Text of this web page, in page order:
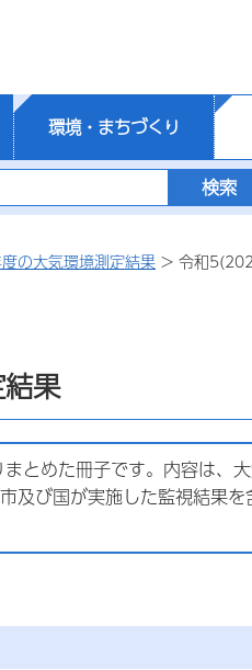
環境・まちづくり
の大気環境測定結果 > 令和
果
とめた冊子です。内容は、
及び国が実施した監視結果